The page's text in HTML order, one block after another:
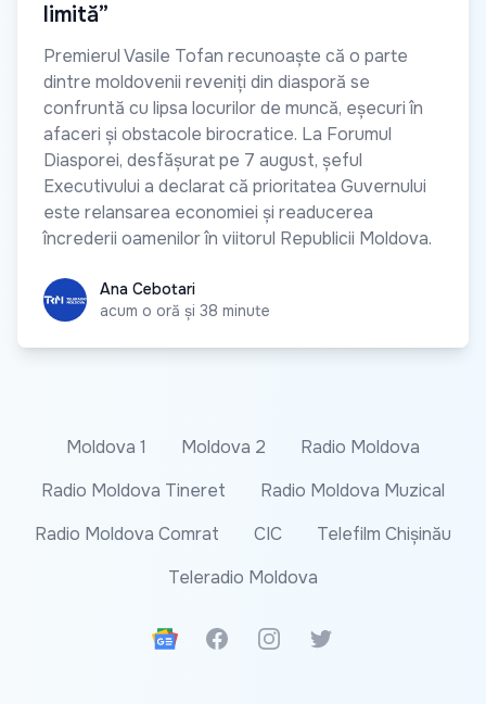
limită”
Premierul Vasile Tofan recunoaște că o parte
dintre moldovenii reveniți din diasporă se
confruntă cu lipsa locurilor de muncă, eșecuri în
afaceri și obstacole birocratice. La Forumul
Diasporei, desfășurat pe 7 august, șeful
Executivului a declarat că prioritatea Guvernului
este relansarea economiei și readucerea
încrederii oamenilor în viitorul Republicii Moldova.
Ana CebotariAna Cebotari
acum o oră și 38 minute
Moldova 1 Moldova 2
Radio Moldova
Radio Moldova Tineret
Radio Moldova Muzical
Radio Moldova Comrat
CIC
Telefilm Chișinău
Teleradio Moldova
Google News
FacebookInstagramTwitter